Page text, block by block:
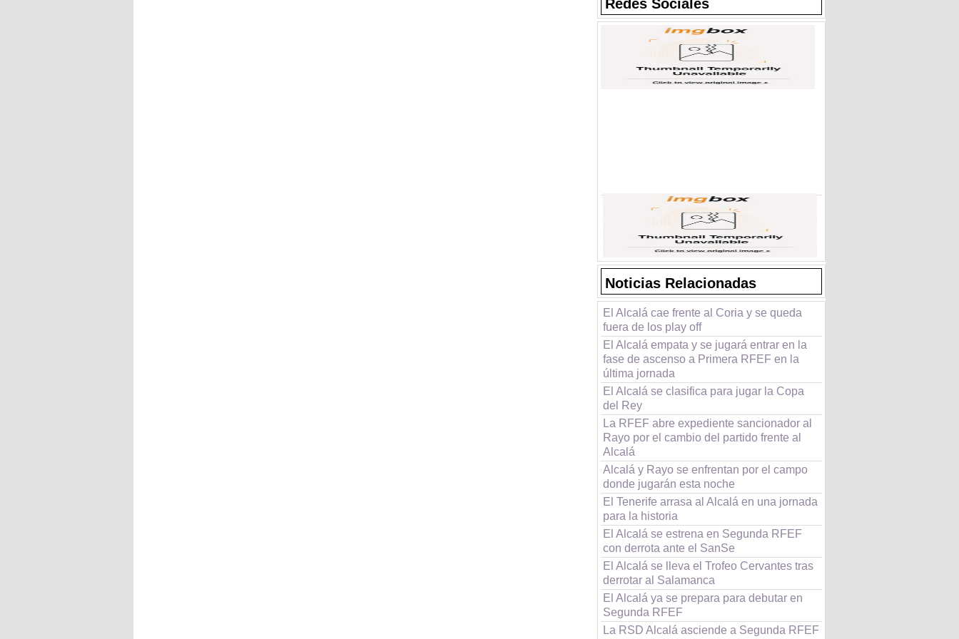
Redes Sociales
Noticias Relacionadas
El Alcalá cae frente al Coria y se queda
fuera de los play off
El Alcalá empata y se jugará entrar en la
fase de ascenso a Primera RFEF en la
última jornada
El Alcalá se clasifica para jugar la Copa
del Rey
La RFEF abre expediente sancionador al
Rayo por el cambio del partido frente al
Alcalá
Alcalá y Rayo se enfrentan por el campo
donde jugarán esta noche
El Tenerife arrasa al Alcalá en una jornada
para la historia
El Alcalá se estrena en Segunda RFEF
con derrota ante el SanSe
El Alcalá se lleva el Trofeo Cervantes tras
derrotar al Salamanca
El Alcalá ya se prepara para debutar en
Segunda RFEF
La RSD Alcalá asciende a Segunda RFEF